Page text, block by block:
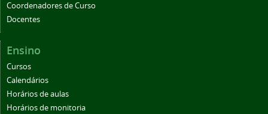
Coordenadores de Curso
Docentes
Ensino
Cursos
Calendários
Horários de aulas
Horários de monitoria